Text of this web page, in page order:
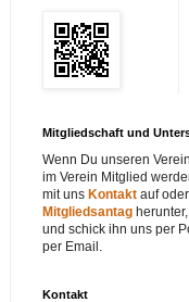
Mitgliedschaft und
Wenn Du unseren
im Verein Mitglied
mit uns Kontakt auf
Mitgliedsantag
und schick ihn uns per
per Email.
Kontakt